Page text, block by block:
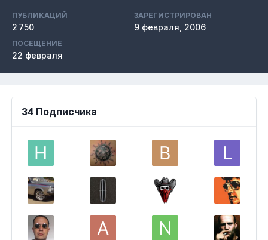
ПУБЛИКАЦИЙ
2 750
ЗАРЕГИСТРИРОВАН
9 февраля, 2006
ПОСЕЩЕНИЕ
22 февраля
34 Подписчика